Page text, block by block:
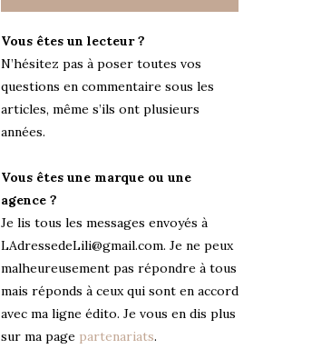
Vous êtes un lecteur ?
N’hésitez pas à poser toutes vos
questions en commentaire sous les
articles, même s’ils ont plusieurs
années.
Vous êtes une marque ou une
agence ?
Je lis tous les messages envoyés à
LAdressedeLili@gmail.com. Je ne peux
malheureusement pas répondre à tous
mais réponds à ceux qui sont en accord
avec ma ligne édito. Je vous en dis plus
sur ma page partenariats.